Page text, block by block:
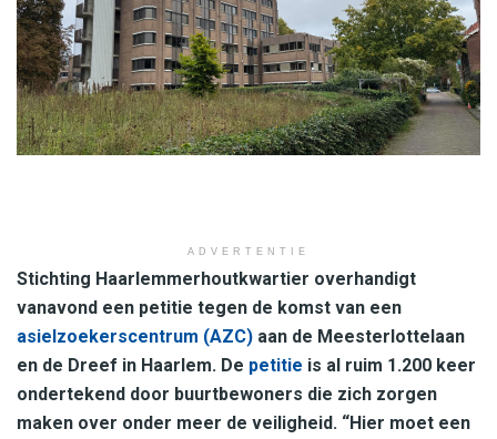
ADVERTENTIE
Stichting Haarlemmerhoutkwartier overhandigt
vanavond een petitie tegen de komst van een
asielzoekerscentrum (AZC) aan de Meesterlottelaan
en de Dreef in Haarlem. De petitie is al ruim 1.200 keer
ondertekend door buurtbewoners die zich zorgen
maken over onder meer de veiligheid. “Hier moet een